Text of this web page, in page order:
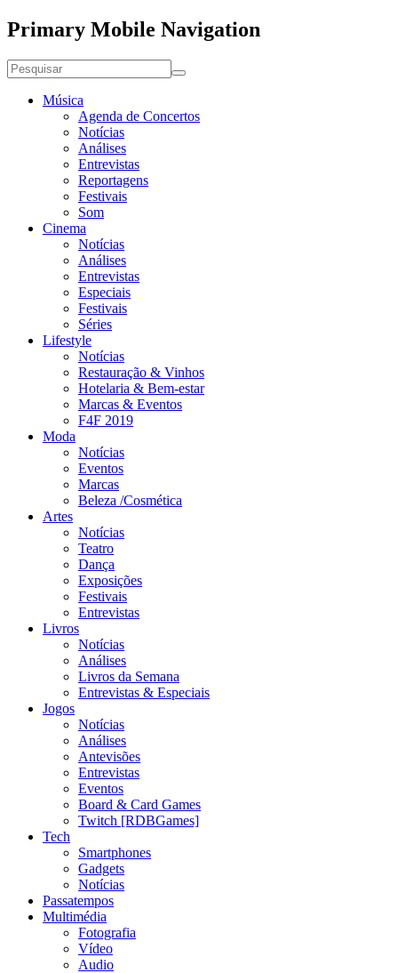
Primary Mobile Navigation
Música
Agenda de Concertos
Notícias
Análises
Entrevistas
Reportagens
Festivais
Som
Cinema
Notícias
Análises
Entrevistas
Especiais
Festivais
Séries
Lifestyle
Notícias
Restauração & Vinhos
Hotelaria & Bem-estar
Marcas & Eventos
F4F 2019
Moda
Notícias
Eventos
Marcas
Beleza /Cosmética
Artes
Notícias
Teatro
Dança
Exposições
Festivais
Entrevistas
Livros
Notícias
Análises
Livros da Semana
Entrevistas & Especiais
Jogos
Notícias
Análises
Antevisões
Entrevistas
Eventos
Board & Card Games
Twitch [RDBGames]
Tech
Smartphones
Gadgets
Notícias
Passatempos
Multimédia
Fotografia
Vídeo
Audio